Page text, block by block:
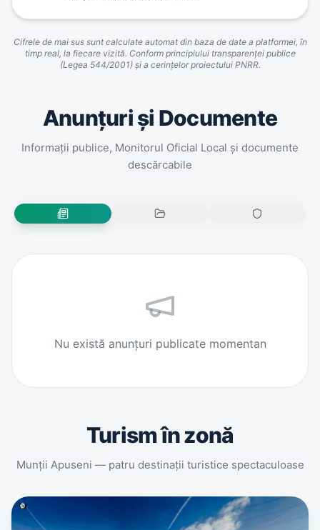
Cifrele de mai sus sunt calculate automat din baza de date a platformei, în
timp real, la fiecare vizită. Conform principiului transparenţei publice
(Legea 544/2001) şi a cerinţelor proiectului PNRR.
Anunțuri și Documente
Informații publice, Monitorul Oficial Local și documente
descărcabile
Nu există anunțuri publicate momentan
Turism în zonă
Munții Apuseni — patru destinații turistice spectaculoase